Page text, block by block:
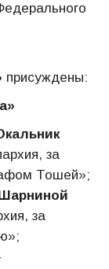
присуждены:
за
Тошей»;
за